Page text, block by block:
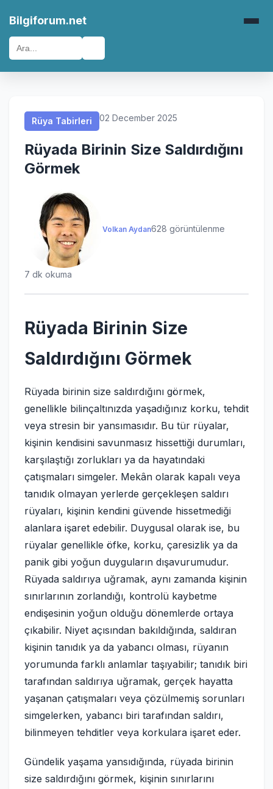
Bilgiforum.net
Rüya Tabirleri 02 December 2025
Rüyada Birinin Size Saldırdığını
Görmek
Volkan Aydan628 görüntülenme
7 dk okuma
Rüyada Birinin Size
Saldırdığını Görmek
Rüyada birinin size saldırdığını görmek,
genellikle bilinçaltınızda yaşadığınız korku, tehdit
veya stresin bir yansımasıdır. Bu tür rüyalar,
kişinin kendisini savunmasız hissettiği durumları,
karşılaştığı zorlukları ya da hayatındaki
çatışmaları simgeler. Mekân olarak kapalı veya
tanıdık olmayan yerlerde gerçekleşen saldırı
rüyaları, kişinin kendini güvende hissetmediği
alanlara işaret edebilir. Duygusal olarak ise, bu
rüyalar genellikle öfke, korku, çaresizlik ya da
panik gibi yoğun duyguların dışavurumudur.
Rüyada saldırıya uğramak, aynı zamanda kişinin
sınırlarının zorlandığı, kontrolü kaybetme
endişesinin yoğun olduğu dönemlerde ortaya
çıkabilir. Niyet açısından bakıldığında, saldıran
kişinin tanıdık ya da yabancı olması, rüyanın
yorumunda farklı anlamlar taşıyabilir; tanıdık biri
tarafından saldırıya uğramak, gerçek hayatta
yaşanan çatışmaları veya çözülmemiş sorunları
simgelerken, yabancı biri tarafından saldırı,
bilinmeyen tehditler veya korkulara işaret eder.
Gündelik yaşama yansıdığında, rüyada birinin
size saldırdığını görmek, kişinin sınırlarını
Rüya Tabirleri
Rüya Tabirleri
Rüya Tabirleri
Rüya Tabirleri